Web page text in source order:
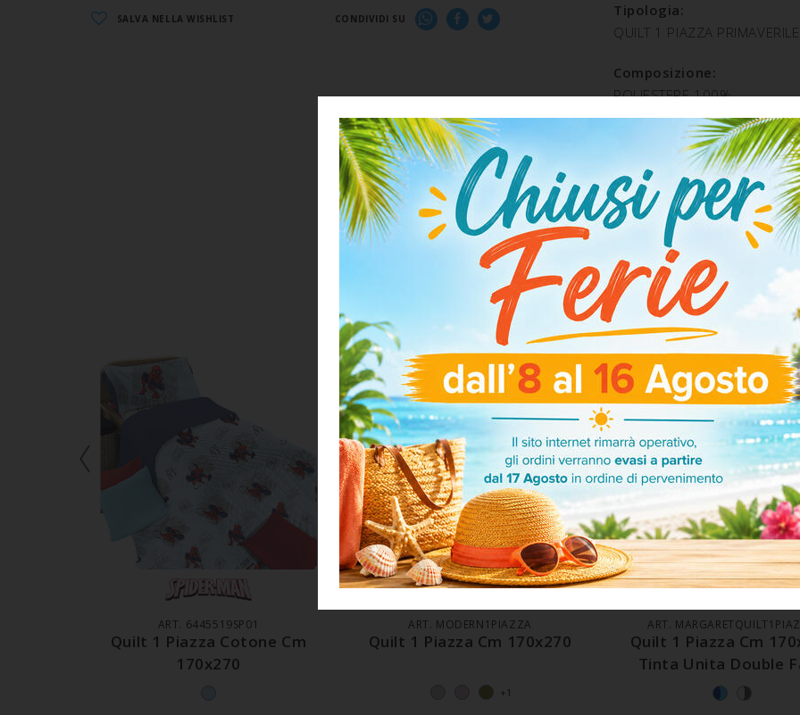
SALVA NELLA WISHLIST CONDIVIDI SU
Tipologia:
QUILT 1 PIAZZA PRIMAVERILE
Composizione:
POLIESTERE 100%
SPEDIZIONE E RESO
ARTICOLI CORRELATI
AGGIUNGI AL CARRELLO
ART. 6445519SP01
Quilt 1 Piazza Cotone Cm
170x270
-25%
AGGIUNGI AL CARRELLO
ART. MODERN1PIAZZA
Quilt 1 Piazza Cm 170x270
+1
AGGIUNGI AL
ART.
Quilt 1 Piazza Cm
Tinta Unita Double